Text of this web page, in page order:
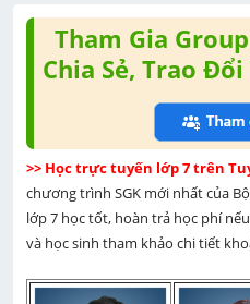
Tham Gia
Chia Sẻ, Trao
>> Học trực tuyến lớp 7 trên
chương trình SGK mới nhất của
lớp 7 học tốt, hoàn trả học phí
và học sinh tham khảo chi tiết